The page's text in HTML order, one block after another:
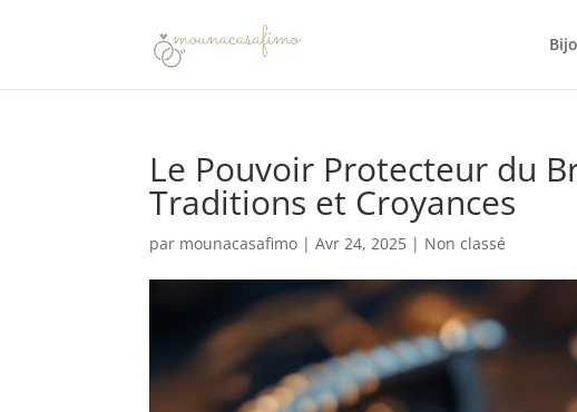
Le Pouvoir Protecteur du
Traditions et Croyances
par mounacasafimo |Avr 24, 2025 | Non classé